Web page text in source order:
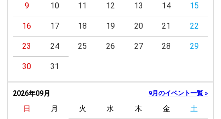
9 10 11 12 13 14 15
16 17 18 19 20 21 22
23 24 25 26 27 28 29
30 31
2026年09月 9月のイベント一覧 »
日 月 火 水 木 金 土